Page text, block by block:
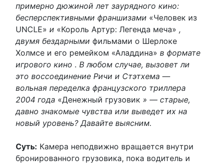
примерно дюжиной лет заурядного кино:
бесперспективными франшизами «Человек из
UNCLE» и «Король Артур: Легенда меча» ,
двумя бездарными фильмами о Шерлоке
Холмсе и его ремейком «Аладдина» в формате
игрового кино . В любом случае, вызовет ли
это воссоединение Ричи и Стэтхема —
вольная переделка французского триллера
2004 года «Денежный грузовик » — старые,
давно знакомые чувства или выведет их на
новый уровень? Давайте выясним.
Суть: Камера неподвижно вращается внутри
бронированного грузовика, пока водитель и